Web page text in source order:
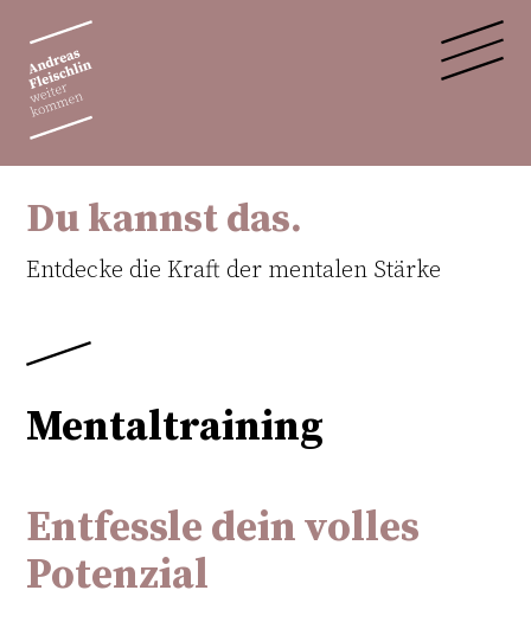
Du kannst das.
Entdecke die Kraft der mentalen Stärke
Mentaltraining
Entfessle dein volles
Potenzial